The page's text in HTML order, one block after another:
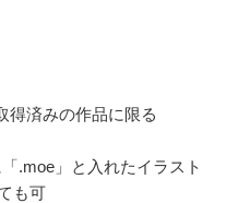
得済みの作品に限る
.moe」と入れたイラスト
も可